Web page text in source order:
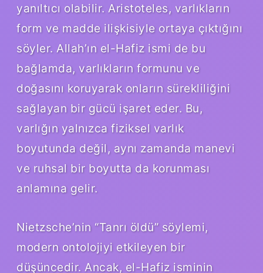
yanıltıcı olabilir. Aristoteles, varlıkların
form ve madde ilişkisiyle ortaya çıktığını
söyler. Allah’ın el-Hafiz ismi de bu
bağlamda, varlıkların formunu ve
doğasını koruyarak onların sürekliliğini
sağlayan bir gücü işaret eder. Bu,
varlığın yalnızca fiziksel varlık
boyutunda değil, aynı zamanda manevi
ve ruhsal bir boyutta da korunması
anlamına gelir.
Nietzsche’nin “Tanrı öldü” söylemi,
modern ontolojiyi etkileyen bir
düşüncedir. Ancak, el-Hafiz isminin